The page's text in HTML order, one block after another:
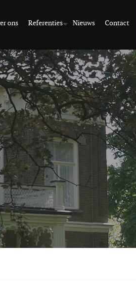
ons Referenties Nieuws Contact